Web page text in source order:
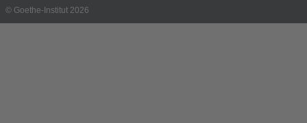
© Goethe-Institut 2026